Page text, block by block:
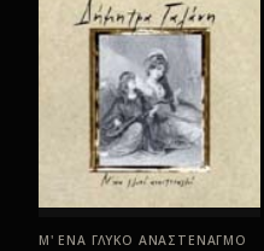
Μ' ΕΝΑ ΓΛΥΚΟ ΑΝΑΣΤΕΝΑΓΜΟ